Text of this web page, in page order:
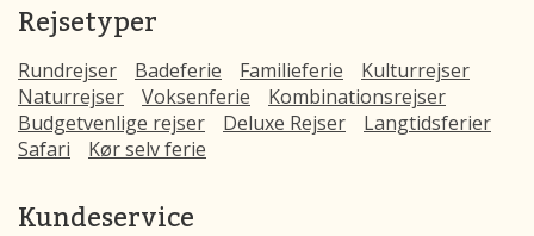
Rejsetyper
Rundrejser Badeferie Familieferie
Kulturrejser
Naturrejser
Voksenferie
Kombinationsrejser
Budgetvenlige rejser
Deluxe Rejser
Langtidsferier
Safari
Kør selv ferie
Kundeservice